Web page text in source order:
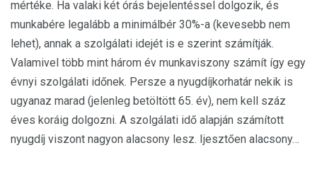
mértéke. Ha valaki két órás bejelentéssel dolgozik, és
munkabére legalább a minimálbér 30%-a (kevesebb nem
lehet), annak a szolgálati idejét is e szerint számítják.
Valamivel több mint három év munkaviszony számít így egy
évnyi szolgálati időnek. Persze a nyugdíjkorhatár nekik is
ugyanaz marad (jelenleg betöltött 65. év), nem kell száz
éves koráig dolgozni. A szolgálati idő alapján számított
nyugdíj viszont nagyon alacsony lesz. Ijesztően alacsony…